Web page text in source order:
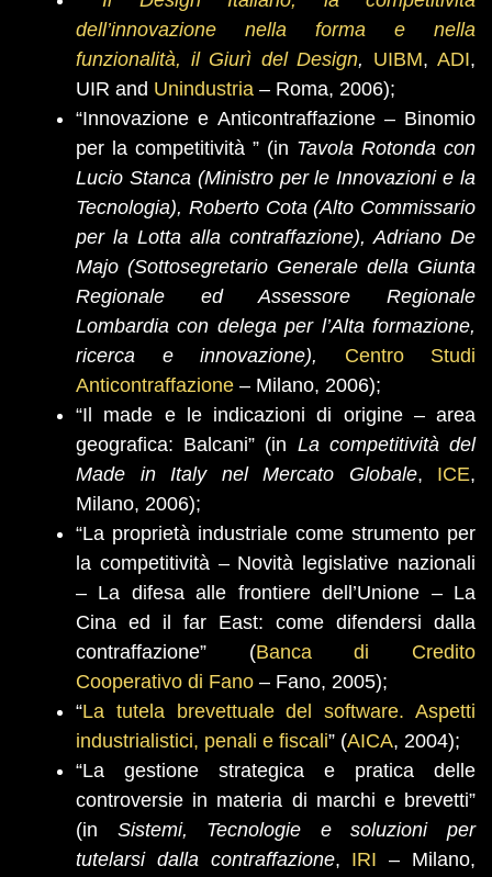
dell’innovazione nella forma e nella
funzionalità, il Giurì del Design, UIBM, ADI,
UIR and Unindustria – Roma, 2006);
“Innovazione e Anticontraffazione – Binomio
per la competitività ” (in Tavola Rotonda con
Lucio Stanca (Ministro per le Innovazioni e la
Tecnologia), Roberto Cota (Alto Commissario
per la Lotta alla contraffazione), Adriano De
Majo (Sottosegretario Generale della Giunta
Regionale ed Assessore Regionale
Lombardia con delega per l’Alta formazione,
ricerca e innovazione),
Centro Studi
Anticontraffazione – Milano, 2006);
“Il made e le indicazioni di origine – area
geografica: Balcani” (in La competitività del
Made in Italy nel Mercato Globale, ICE,
Milano, 2006);
“La proprietà industriale come strumento per
la competitività – Novità legislative nazionali
– La difesa alle frontiere dell’Unione – La
Cina ed il far East: come difendersi dalla
contraffazione” (Banca di Credito
Cooperativo di Fano – Fano, 2005);
“La tutela brevettuale del software. Aspetti
industrialistici, penali e fiscali” (AICA, 2004);
“La gestione strategica e pratica delle
controversie in materia di marchi e brevetti”
(in Sistemi, Tecnologie e soluzioni per
tutelarsi dalla contraffazione, IRI – Milano,